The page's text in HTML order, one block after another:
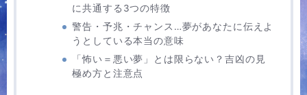
に共通する3つの特徴
警告・予兆・チャンス…夢があなたに伝えよ
うとしている本当の意味
「怖い＝悪い夢」とは限らない？吉凶の見
極め方と注意点